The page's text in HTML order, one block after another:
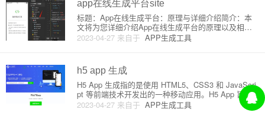
app在线生成平台site
2023-04-27 来自于 APP生成工具
标题：App在线生成平台：原理与详细介绍简介：本
文将为您详细介绍App在线生成平台的原理以及相关
网站，助您在不涉及复杂编程的情况下快速创建自己
的应用程序。正文：**什么是App在线生成平台**App
h5 app 生成
2023-04-27 来自于 APP生成工具
H5 App 生成指的是使用 HTML5、CSS3 和 JavaScri
pt 等前端技术开发出的一种移动应用。H5 App 旨在
通过在不同平台的 Web 浏览器上运行，实现跨平台兼
容性，一次开发即可在多种设备上使用。本篇文章将